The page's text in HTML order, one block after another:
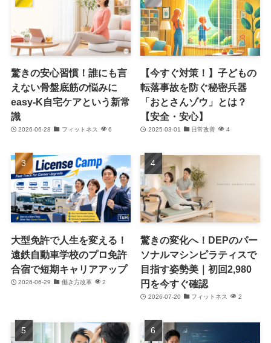
驚きの安心習慣！誰にも言
えない骨盤底筋の悩みに
easy-K自宅ケアという新常
識
2026-06-28 フィットネス 6
【今すぐ対策！】子どもの
転落事故を防ぐ秘密兵器
「おとさんゾウ」とは？
【安全・安心】
2025-03-01 日常改善 4
大型免許で人生を変える！
遠鉄自動車学校のプロ免許
合宿で短期キャリアアップ
2026-06-29 働き方改革 2
驚きの変化へ！DEPのパー
ソナルマシンピラティスで
目指す姿勢美｜初回2,980
円を今すぐ確認
2026-07-20 フィットネス 2